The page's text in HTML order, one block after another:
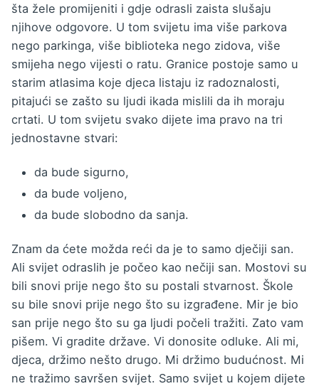
šta žele promijeniti i gdje odrasli zaista slušaju
njihove odgovore. U tom svijetu ima više parkova
nego parkinga, više biblioteka nego zidova, više
smijeha nego vijesti o ratu. Granice postoje samo u
starim atlasima koje djeca listaju iz radoznalosti,
pitajući se zašto su ljudi ikada mislili da ih moraju
crtati. U tom svijetu svako dijete ima pravo na tri
jednostavne stvari:
da bude sigurno,
da bude voljeno,
da bude slobodno da sanja.
Znam da ćete možda reći da je to samo dječiji san.
Ali svijet odraslih je počeo kao nečiji san. Mostovi su
bili snovi prije nego što su postali stvarnost. Škole
su bile snovi prije nego što su izgrađene. Mir je bio
san prije nego što su ga ljudi počeli tražiti. Zato vam
pišem. Vi gradite države. Vi donosite odluke. Ali mi,
djeca, držimo nešto drugo. Mi držimo budućnost. Mi
ne tražimo savršen svijet. Samo svijet u kojem dijete